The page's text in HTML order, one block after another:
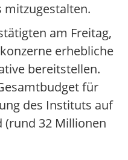
mitzugestalten.
am Freitag,
erhebliche
bereitstellen.
für
des Instituts auf
(rund 32 Millionen